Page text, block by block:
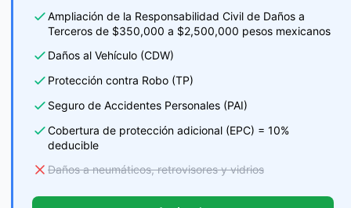
Ampliación de la Responsabilidad Civil de Daños a
Terceros de $350,000 a $2,500,000 pesos mexicanos
Daños al Vehículo (CDW)
Protección contra Robo (TP)
Seguro de Accidentes Personales (PAI)
Cobertura de protección adicional (EPC) = 10%
deducible
Daños a neumáticos, retrovisores y vidrios